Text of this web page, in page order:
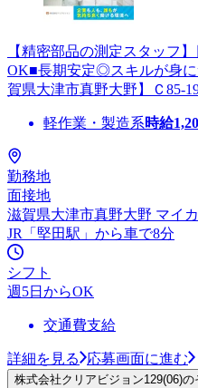
【精密部品の測定スタッフ
OK■長期安定◎スキルが身
賀県大津市真野大野】Ｃ85-
軽作業・製造系時給
勤務地
面接地
滋賀県大津市真野大野 マイ
JR「堅田駅」から車で8分
シフト
週5日からOK
交通費支給
詳細を見る 応募画面に進む
株式会社クリアビジョン129(06)